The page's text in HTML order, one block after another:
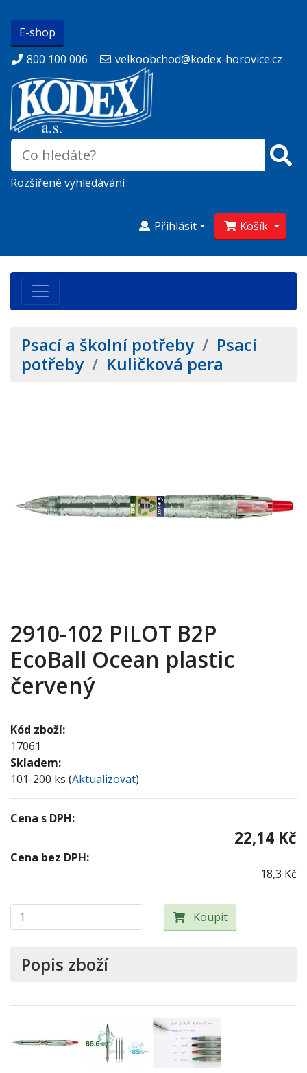
E-shop
800 100 006
velkoobchod@kodex-horovice.cz
Rozšířené vyhledávání
Košík
Přihlásit
Psací a školní potřeby/ Psací
potřeby/ Kuličková pera
2910-102 PILOT B2P
EcoBall Ocean plastic
červený
Kód zboží:
17061
Skladem:
101-200 ks (Aktualizovat)
Cena s DPH:
22,14 Kč
Cena bez DPH:
18,3 Kč
Koupit
Popis zboží